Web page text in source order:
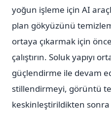
yoğun işleme için AI
plan gökyüzünü
ortaya çıkarmak için
çalıştırın. Soluk yapıyı
güçlendirme ile devam
stillendirmeyi, görüntü
keskinleştirildikten sonra